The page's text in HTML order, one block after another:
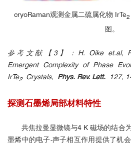
cryoRaman观测金属二硫属化物 IrTe2
图。
参考文献【3】：H. Oike et.al,
Emergent Complexity of Phase
IrTe2Crystals, Phys. Rev. Lett. 127,
探测石墨烯局部材料特性
共焦拉曼显微镜与4 K 磁场的结合
墨烯中的电子-声子相互作用提供了机